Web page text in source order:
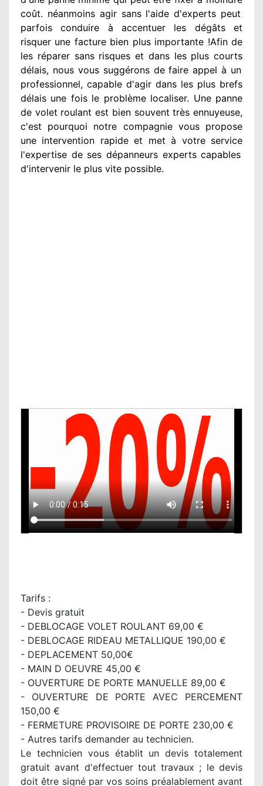
coût. néanmoinsagirsans l'aide d'experts peut
parfois conduire à accentuer les dégâtset
risquer une facture bien plus importante !Afin de
les réparersans risques et dans les plus courts
délais, nous vous suggéronsde faire appel à un
professionnel, capable d'agir dans les plus brefs
délais une fois le problèmelocaliser. Une panne
de volet roulant est bien souvent très ennuyeuse,
c'est pourquoi notre compagnievous propose
une intervention rapide et met à votre service
l'expertise de ses dépanneurs expertscapables
d'intervenir le plus vite possible.
Tarifs :
- Devis gratuit
- DEBLOCAGE VOLET ROULANT 69,00 €
- DEBLOCAGE RIDEAU METALLIQUE 190,00 €
- DEPLACEMENT 50,00€
- MAIN D OEUVRE 45,00 €
- OUVERTURE DE PORTE MANUELLE 89,00 €
- OUVERTURE DE PORTE AVEC PERCEMENT
150,00 €
- FERMETURE PROVISOIRE DE PORTE 230,00 €
- Autres tarifs demander au technicien.
Le technicien vous établit un devis totalement
gratuit avant d'effectuer tout travaux ; le devis
doit être signé par vos soins préalablement avant